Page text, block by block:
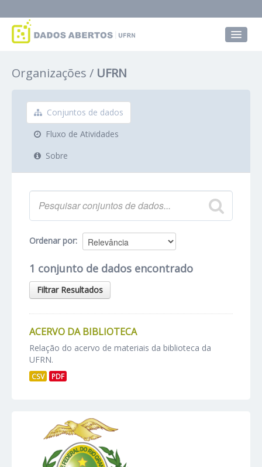
Grupos
Sobre
Organizações UFRN
Conjuntos de dados
Fluxo de Atividades
Sobre
Ordenar por
1 conjunto de dados encontrado
Filtrar Resultados
ACERVO DA BIBLIOTECA
Relação do acervo de materiais da biblioteca da
UFRN.
CSV PDF